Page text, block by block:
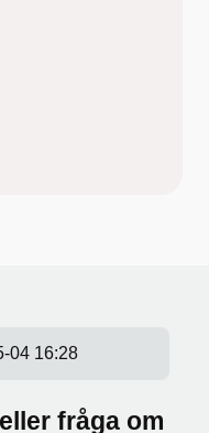
04 16:28
fråga om